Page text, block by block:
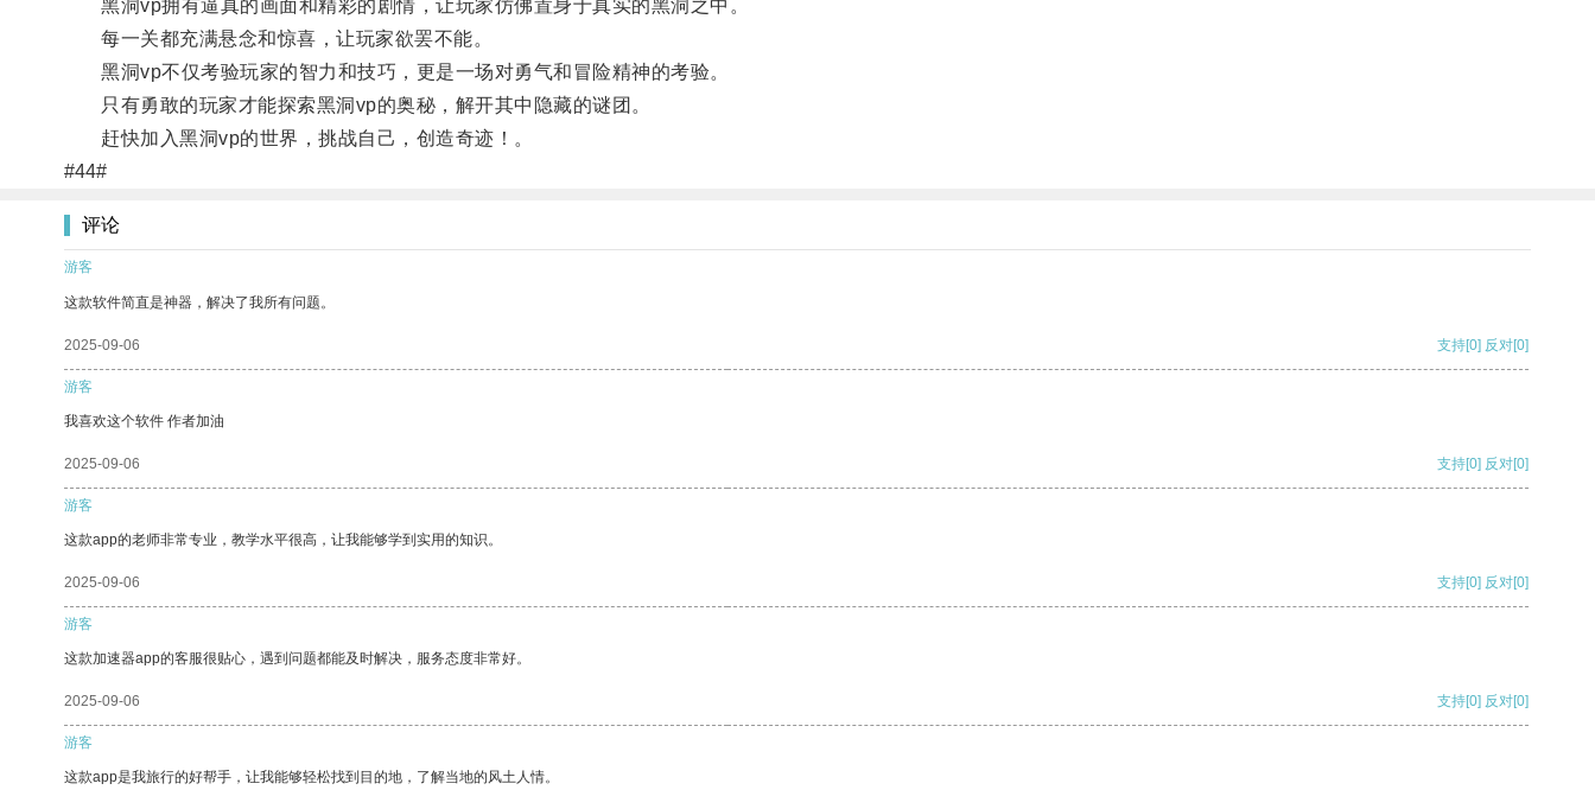
黑洞vp拥有逼真的画面和精彩的剧情，让玩家仿佛置身于真实的黑洞之中。
每一关都充满悬念和惊喜，让玩家欲罢不能。
黑洞vp不仅考验玩家的智力和技巧，更是一场对勇气和冒险精神的考验。
只有勇敢的玩家才能探索黑洞vp的奥秘，解开其中隐藏的谜团。
赶快加入黑洞vp的世界，挑战自己，创造奇迹！。
#44#
评论
游客
这款软件简直是神器，解决了我所有问题。
2025-09-06 支持[0] 反对[0]
游客
我喜欢这个软件 作者加油
2025-09-06 支持[0] 反对[0]
游客
这款app的老师非常专业，教学水平很高，让我能够学到实用的知识。
2025-09-06 支持[0] 反对[0]
游客
这款加速器app的客服很贴心，遇到问题都能及时解决，服务态度非常好。
2025-09-06 支持[0] 反对[0]
游客
这款app是我旅行的好帮手，让我能够轻松找到目的地，了解当地的风土人情。